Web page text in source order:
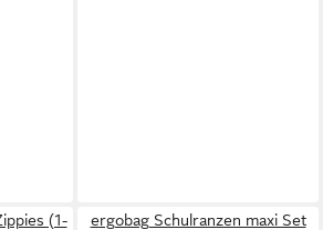
(1-
ergobag Schulranzen maxi Set